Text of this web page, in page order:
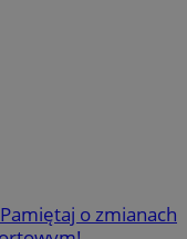
o zmianach